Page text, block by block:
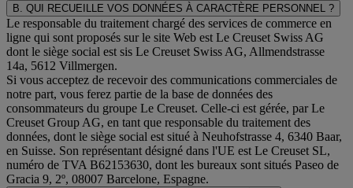
B. QUI RECUEILLE VOS DONNÉES À CARACTÈRE PERSONNEL ?
Le responsable du traitement chargé des services de commerce en
ligne qui sont proposés sur le site Web est Le Creuset Swiss AG
dont le siège social est sis Le Creuset Swiss AG, Allmendstrasse
14a, 5612 Villmergen.
Si vous acceptez de recevoir des communications commerciales de
notre part, vous ferez partie de la base de données des
consommateurs du groupe Le Creuset. Celle-ci est gérée, par Le
Creuset Group AG, en tant que responsable du traitement des
données, dont le siège social est situé à Neuhofstrasse 4, 6340 Baar,
en Suisse. Son représentant désigné dans l'UE est Le Creuset SL,
numéro de TVA B62153630, dont les bureaux sont situés Paseo de
Gracia 9, 2º, 08007 Barcelone, Espagne.